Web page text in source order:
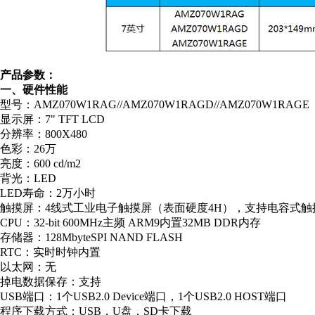
产品参数：
一、硬件性能
型号：AMZ070W1RAG//AMZ070W1RAGD//AMZ070W1RAGE
显示屏：7" TFT LCD
分辨率：800X480
色彩：26万
亮度：600 cd/m2
背光：LED
LED寿命：2万小时
触摸屏：4线式工业电子触摸屏（表面硬度4H），支持电容式触
CPU：32-bit 600MHz主频 ARM9内置32MB DDR内存
存储器：128MbyteSPI NAND FLASH
RTC：实时时钟内置
以太网：无
掉电数据保存：支持
USB端口：1个USB2.0 Device端口，1个USB2.0 HOST端口
程序下载方式：USB，U盘，SD卡下载